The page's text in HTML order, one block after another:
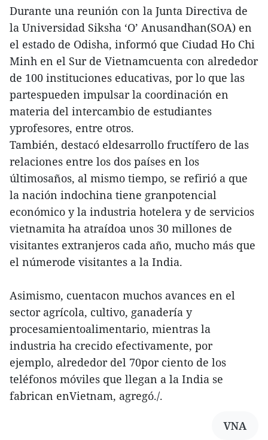
Durante una reunión con la Junta Directiva de
la Universidad Siksha ‘O’ Anusandhan(SOA) en
el estado de Odisha, informó que Ciudad Ho Chi
Minh en el Sur de Vietnamcuenta con alrededor
de 100 instituciones educativas, por lo que las
partespueden impulsar la coordinación en
materia del intercambio de estudiantes
yprofesores, entre otros.
También, destacó eldesarrollo fructífero de las
relaciones entre los dos países en los
últimosaños, al mismo tiempo, se refirió a que
la nación indochina tiene granpotencial
económico y la industria hotelera y de servicios
vietnamita ha atraídoa unos 30 millones de
visitantes extranjeros cada año, mucho más que
el númerode visitantes a la India.
Asimismo, cuentacon muchos avances en el
sector agrícola, cultivo, ganadería y
procesamientoalimentario, mientras la
industria ha crecido efectivamente, por
ejemplo, alrededor del 70por ciento de los
teléfonos móviles que llegan a la India se
fabrican enVietnam, agregó./.
VNA